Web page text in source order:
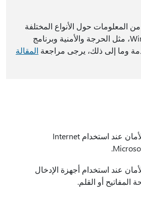
المعلومات حول الأنواع المختلفة
من تحديثات Windows، مثل الحرجة والأمنية وبرنامج
وما إلى ذلك، يرجى مراجعة المقالة
تحديثات لتحسين الأمان عند استخدام Internet
عند استخدام أجهزة الإدخال
المفاتيح أو القلم.